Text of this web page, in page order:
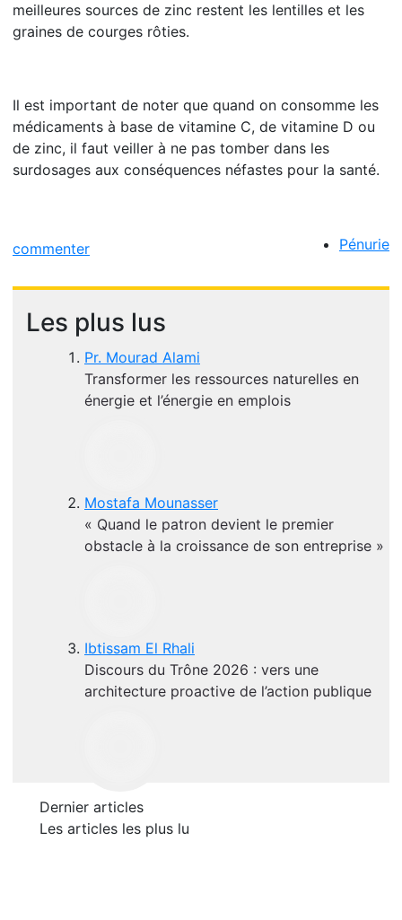
meilleures sources de zinc restent les lentilles et les
graines de courges rôties.
Il est important de noter que quand on consomme les
médicaments à base de vitamine C, de vitamine D ou
de zinc, il faut veiller à ne pas tomber dans les
surdosages aux conséquences néfastes pour la santé.
commenter Pénurie
Les plus lus
Pr. Mourad Alami
Transformer les ressources naturelles en
énergie et l’énergie en emplois
Mostafa Mounasser
« Quand le patron devient le premier
obstacle à la croissance de son entreprise »
Ibtissam El Rhali
Discours du Trône 2026 : vers une
architecture proactive de l’action publique
Dernier articles
Les articles les plus lu